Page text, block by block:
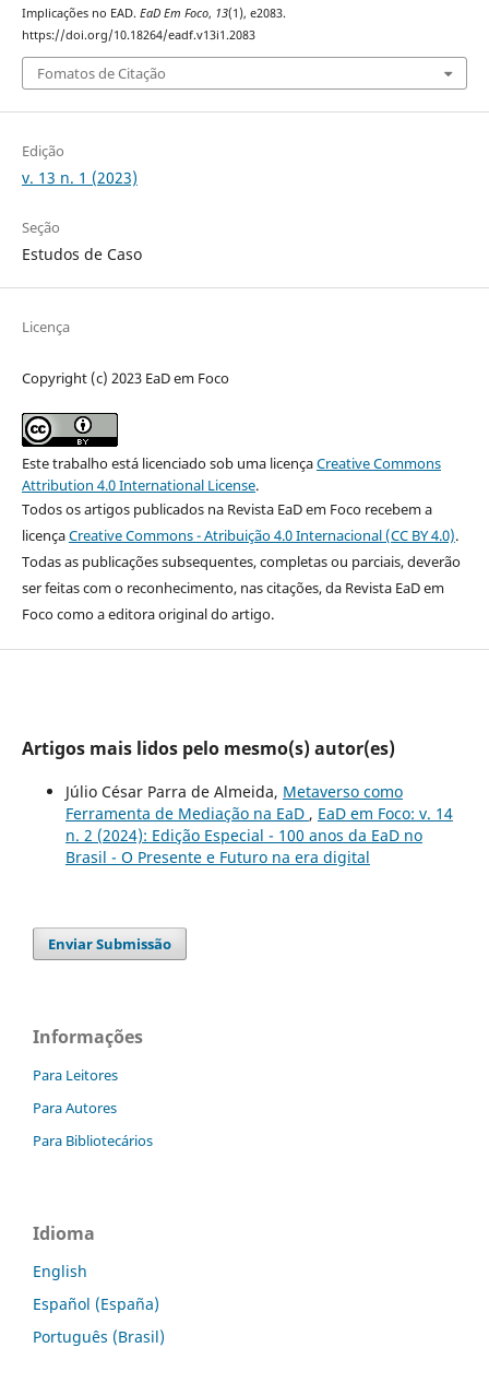
Implicações no EAD. EaD Em Foco, 13(1), e2083.
https://doi.org/10.18264/eadf.v13i1.2083
Fomatos de Citação
Edição
v. 13 n. 1 (2023)
Seção
Estudos de Caso
Licença
Copyright (c) 2023 EaD em Foco
Este trabalho está licenciado sob uma licençaCreative Commons
Attribution 4.0 International License.
Todos os artigos publicados na Revista EaD em Foco recebem a
licençaCreative Commons - Atribuição 4.0 Internacional (CC BY 4.0).
Todas as publicações subsequentes, completas ou parciais, deverão
ser feitas com o reconhecimento, nas citações, da Revista EaD em
Foco como a editora original do artigo.
Artigos mais lidos pelo mesmo(s) autor(es)
Júlio César Parra de Almeida, Metaverso como
Ferramenta de Mediação na EaD , EaD em Foco: v. 14
n. 2 (2024): Edição Especial - 100 anos da EaD no
Brasil - O Presente e Futuro na era digital
Enviar Submissão
Informações
Para Leitores
Para Autores
Para Bibliotecários
Idioma
English
Español (España)
Português (Brasil)